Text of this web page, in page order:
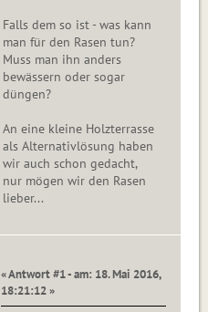
Falls dem so ist - was kann
man für den Rasen tun?
Muss man ihn anders
bewässern oder sogar
düngen?
An eine kleine Holzterrasse
als Alternativlösung haben
wir auch schon gedacht,
nur mögen wir den Rasen
lieber...
« Antwort #1 - am: 18. Mai 2016,
18:21:12 »